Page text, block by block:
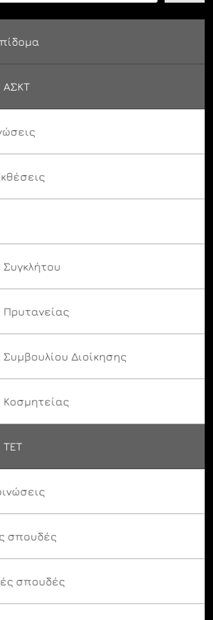
ΑΣΚΤ
Συγκλήτου
Πρυτανείας
Συμβουλίου Διοίκησης
Κοσμητείας
ΤΕΤ
σπουδές
σπουδές